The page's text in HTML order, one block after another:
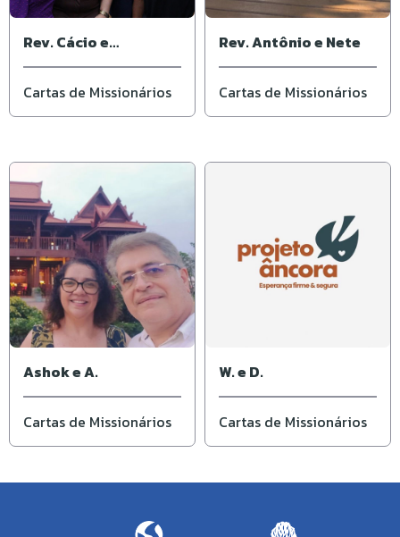
Rev. Cácio e
Elisângela
Cartas de Missionários
Rev. Antônio e Nete
Cartas de Missionários
Ashok e A.
Cartas de Missionários
W. e D.
Cartas de Missionários